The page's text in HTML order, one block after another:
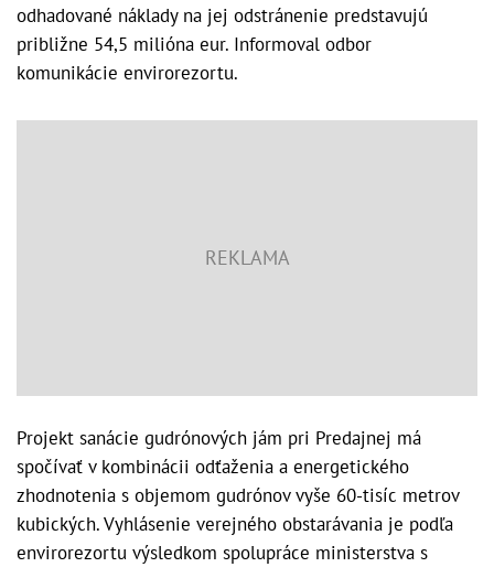
odhadované náklady na jej odstránenie predstavujú
približne 54,5 milióna eur. Informoval odbor
komunikácie envirorezortu.
Projekt sanácie gudrónových jám pri Predajnej má
spočívať v kombinácii odťaženia a energetického
zhodnotenia s objemom gudrónov vyše 60-tisíc metrov
kubických. Vyhlásenie verejného obstarávania je podľa
envirorezortu výsledkom spolupráce ministerstva s